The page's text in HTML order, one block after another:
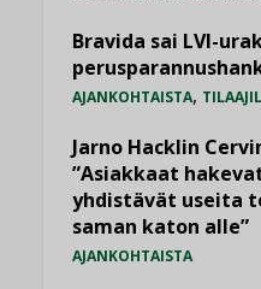
Bravida sai LVI-
AJANKOHTAISTA,
Jarno Hacklin
”Asiakkaat
yhdistävät useita
saman katon alle”
AJANKOHTAISTA